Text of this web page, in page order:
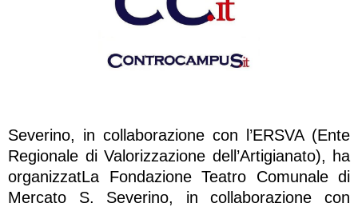
Severino, in collaborazione con l’ERSVA (Ente
Regionale di Valorizzazione dell’Artigianato), ha
organizzatLa Fondazione Teatro Comunale di
Mercato S. Severino, in collaborazione con